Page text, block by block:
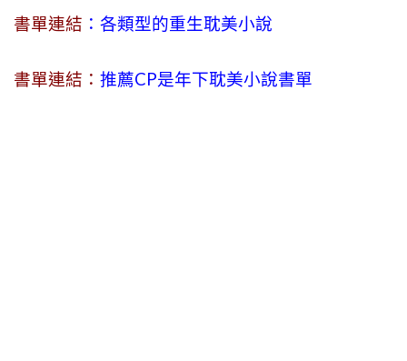
書單連結 ：各類型的重生耽美小說
書單連結： 推薦CP是年下耽美小說書單